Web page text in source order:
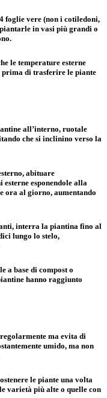
foglie vere (non i cotiledoni,
in vasi più grandi o
le temperature esterne
prima di trasferire le piante
all’interno, ruotale
che si inclinino verso la
abituare
esponendole alla
ora al giorno, aumentando
interra la piantina fino al
lungo lo stelo,
a base di compost o
hanno raggiunto
ma evita di
umido, ma non
le piante una volta
varietà più alte o quelle con